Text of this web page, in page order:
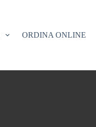
ORDINA ONLINE